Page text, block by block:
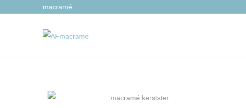
macramé